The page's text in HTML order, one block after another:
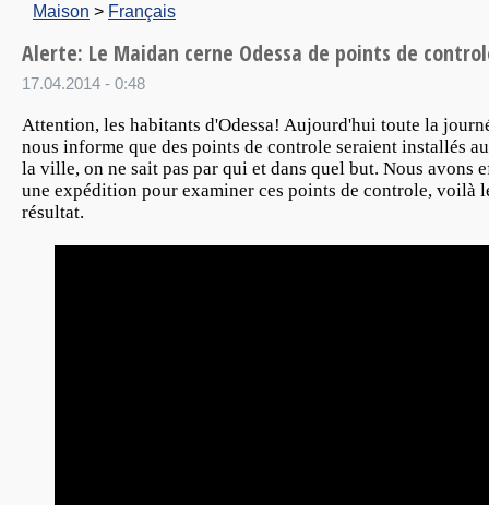
Maison > Français
Alerte: Le Maidan cerne Odessa de points de
17.04.2014 - 0:48
Attention, les habitants d'Odessa! Aujourd'hui toute la
nous informe que des points de controle seraient installés
la ville, on ne sait pas par qui et dans quel but. Nous avons
une expédition pour examiner ces points de controle, voilà
résultat.